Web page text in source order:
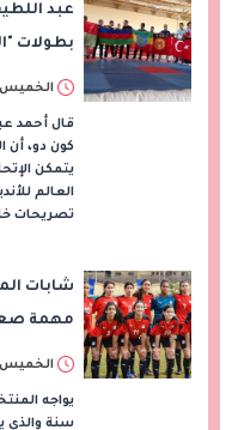
عبد
بطولات
الخميس 14/أكتوبر/2021 - 04:01 م
قال أحمد
يتمكن
العالم
تصريحات
شابات
مهمة
الخميس 07/أكتوبر/2021 - 12:02 ص
سنة والذي